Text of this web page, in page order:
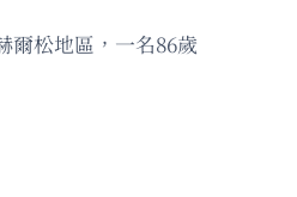
爾松地區，一名86歲